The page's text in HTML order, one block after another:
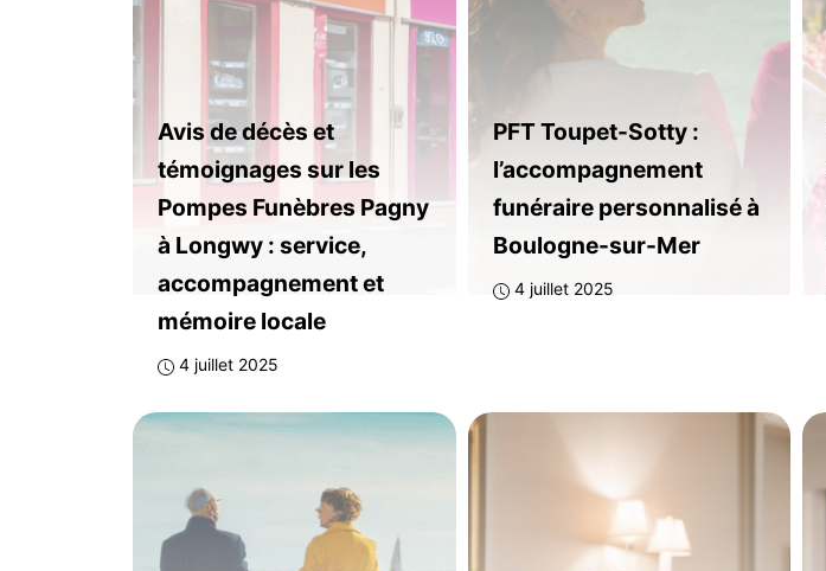
Avis de décès et
témoignages sur les
Pompes Funèbres Pagny
à Longwy : service,
accompagnement et
mémoire locale
4 juillet 2025
PFT Toupet-Sotty :
l’accompagnement
funéraire personnalisé à
Boulogne-sur-Mer
4 juillet 2025